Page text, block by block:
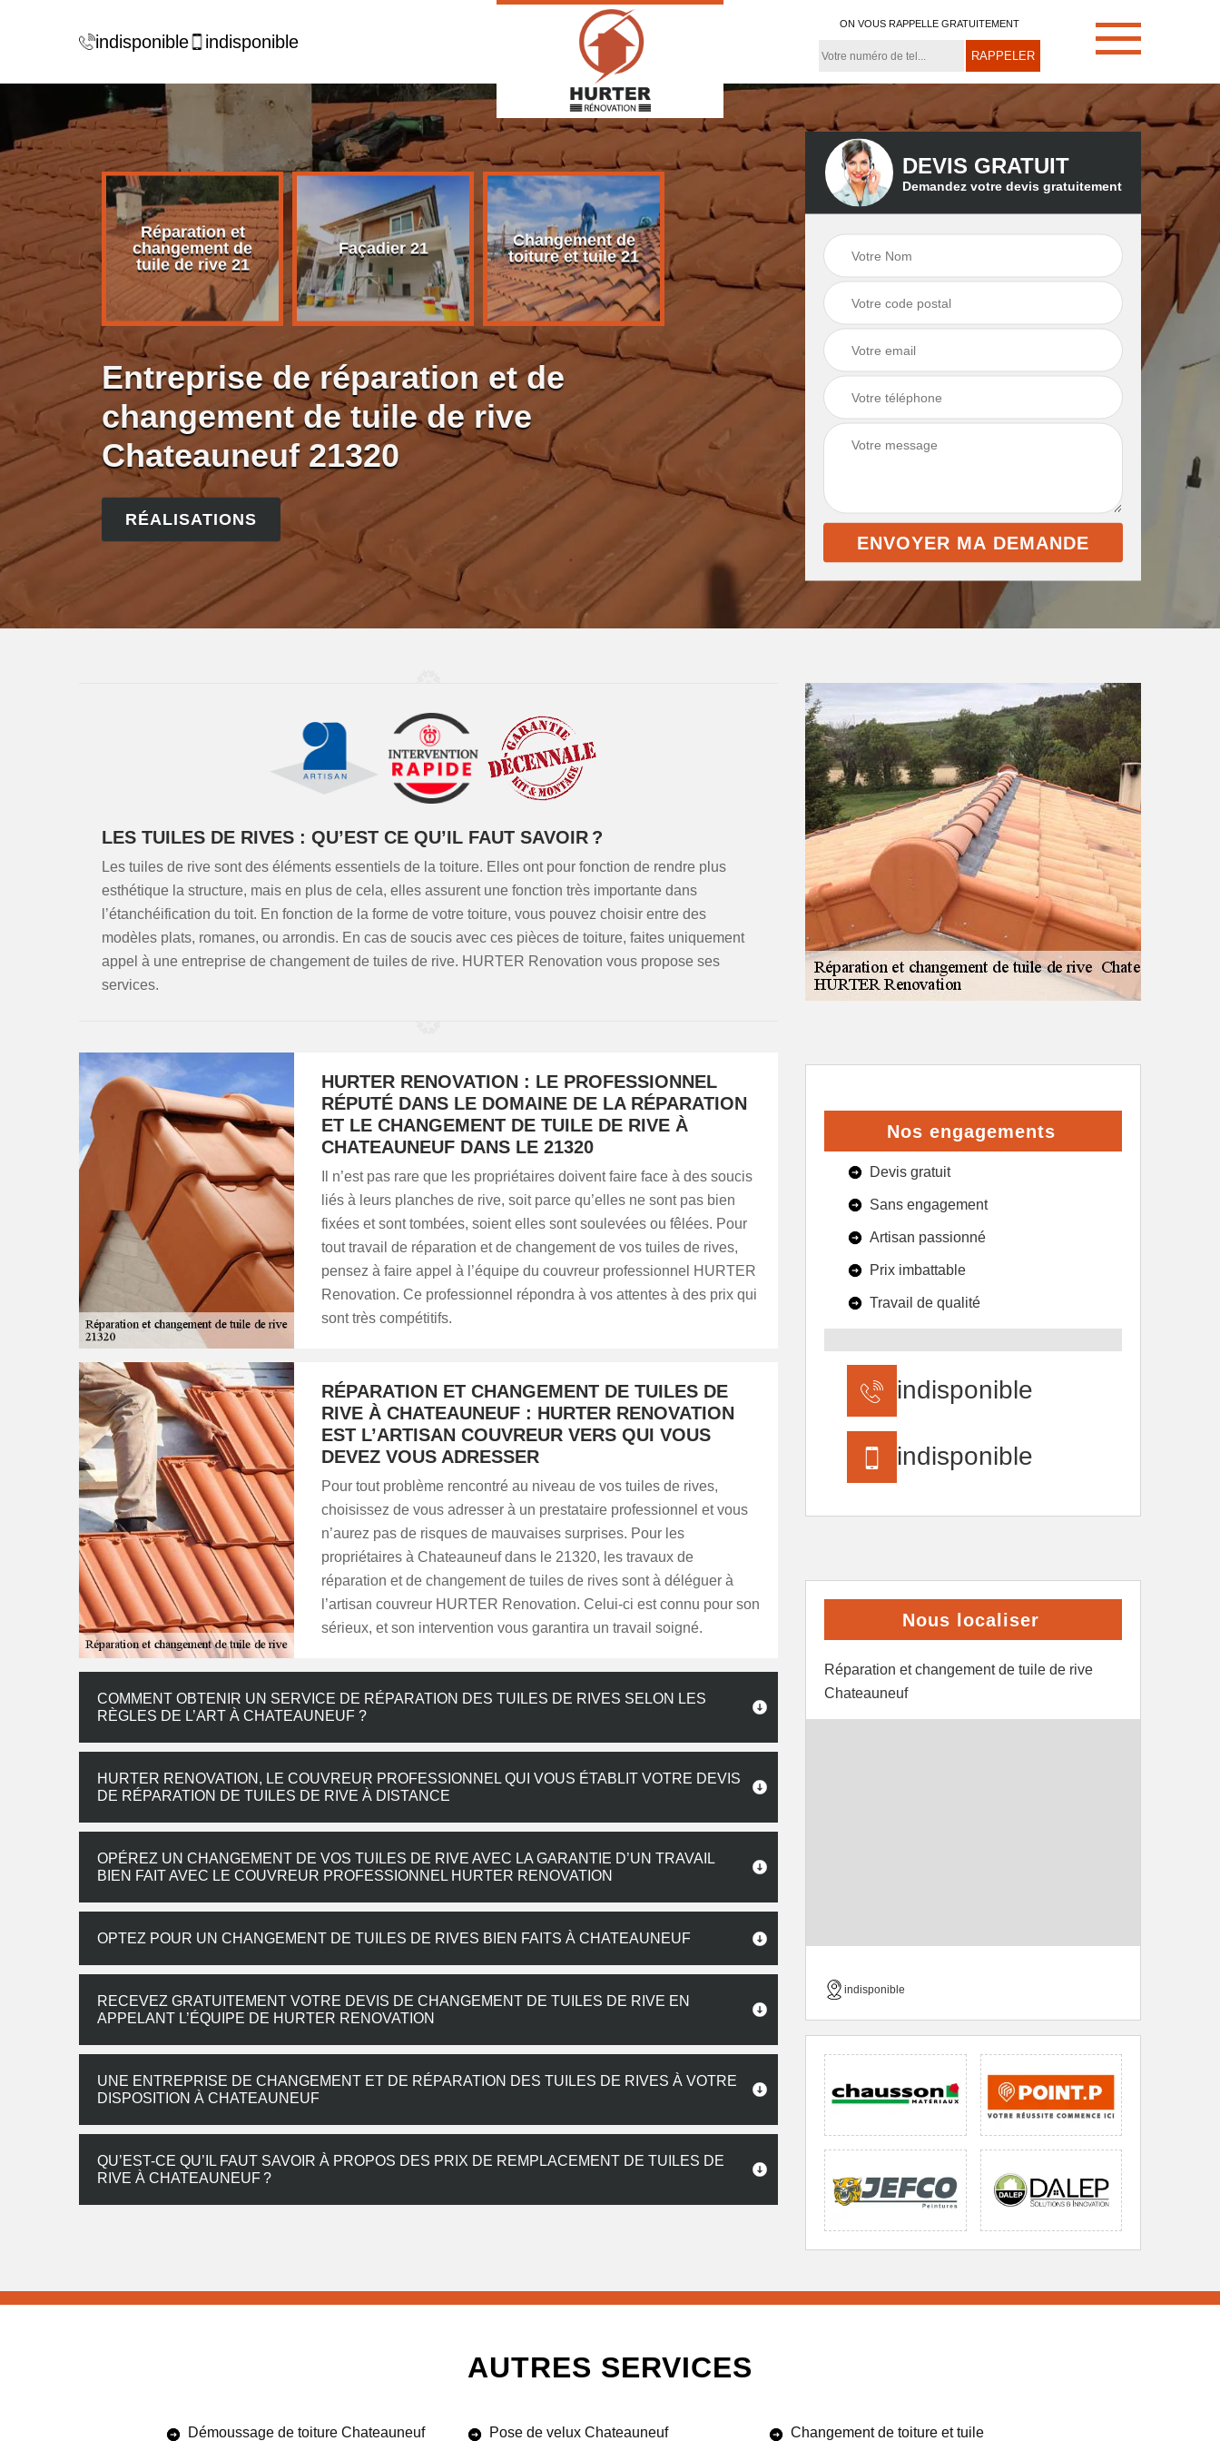
indisponible indisponible
ON VOUS RAPPELLE GRATUITEMENT
de
21
Réparation et
changement de
tuile de rive 21
Façadier 21
Changement de
toiture et tuile 21
Rénovation de
toiture 21
Démoussage de
Couvreur zingueur
21
Entreprise de réparation et de
changement de tuile de rive
Chateauneuf 21320
RÉALISATIONS
DEVIS GRATUIT
Demandez votre devis gratuitement
LES TUILES DE RIVES : QU’EST CE QU’IL FAUT SAVOIR ?
Les tuiles de rive sont des éléments essentiels de la toiture. Elles ont pour fonction de rendre plus
esthétique la structure, mais en plus de cela, elles assurent une fonction très importante dans
l’étanchéification du toit. En fonction de la forme de votre toiture, vous pouvez choisir entre des
modèles plats, romanes, ou arrondis. En cas de soucis avec ces pièces de toiture, faites uniquement
appel à une entreprise de changement de tuiles de rive. HURTER Renovation vous propose ses
services.
HURTER RENOVATION : LE PROFESSIONNEL
RÉPUTÉ DANS LE DOMAINE DE LA RÉPARATION
ET LE CHANGEMENT DE TUILE DE RIVE À
CHATEAUNEUF DANS LE 21320
Il n’est pas rare que les propriétaires doivent faire face à des soucis
liés à leurs planches de rive, soit parce qu’elles ne sont pas bien
fixées et sont tombées, soient elles sont soulevées ou fêlées. Pour
tout travail de réparation et de changement de vos tuiles de rives,
pensez à faire appel à l’équipe du couvreur professionnel HURTER
Renovation. Ce professionnel répondra à vos attentes à des prix qui
sont très compétitifs.
RÉPARATION ET CHANGEMENT DE TUILES DE
RIVE À CHATEAUNEUF : HURTER RENOVATION
EST L’ARTISAN COUVREUR VERS QUI VOUS
DEVEZ VOUS ADRESSER
Pour tout problème rencontré au niveau de vos tuiles de rives,
choisissez de vous adresser à un prestataire professionnel et vous
n’aurez pas de risques de mauvaises surprises. Pour les
propriétaires à Chateauneuf dans le 21320, les travaux de
réparation et de changement de tuiles de rives sont à déléguer à
l’artisan couvreur HURTER Renovation. Celui-ci est connu pour son
sérieux, et son intervention vous garantira un travail soigné.
COMMENT OBTENIR UN SERVICE DE RÉPARATION DES TUILES DE RIVES SELON LES
RÈGLES DE L’ART À CHATEAUNEUF ?
HURTER RENOVATION, LE COUVREUR PROFESSIONNEL QUI VOUS ÉTABLIT VOTRE DEVIS
DE RÉPARATION DE TUILES DE RIVE À DISTANCE
OPÉREZ UN CHANGEMENT DE VOS TUILES DE RIVE AVEC LA GARANTIE D’UN TRAVAIL
BIEN FAIT AVEC LE COUVREUR PROFESSIONNEL HURTER RENOVATION
OPTEZ POUR UN CHANGEMENT DE TUILES DE RIVES BIEN FAITS À CHATEAUNEUF
RECEVEZ GRATUITEMENT VOTRE DEVIS DE CHANGEMENT DE TUILES DE RIVE EN
APPELANT L’ÉQUIPE DE HURTER RENOVATION
UNE ENTREPRISE DE CHANGEMENT ET DE RÉPARATION DES TUILES DE RIVES À VOTRE
DISPOSITION À CHATEAUNEUF
QU’EST-CE QU’IL FAUT SAVOIR À PROPOS DES PRIX DE REMPLACEMENT DE TUILES DE
RIVE À CHATEAUNEUF ?
Nos engagements
Devis gratuit
Sans engagement
Artisan passionné
Prix imbattable
Travail de qualité
indisponible
indisponible
Nous localiser
Réparation et changement de tuile de rive
Chateauneuf
indisponible
AUTRES SERVICES
Démoussage de toiture Chateauneuf Pose de velux Chateauneuf Changement de toiture et tuile